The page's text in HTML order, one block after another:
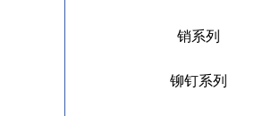
销系列
铆钉系列